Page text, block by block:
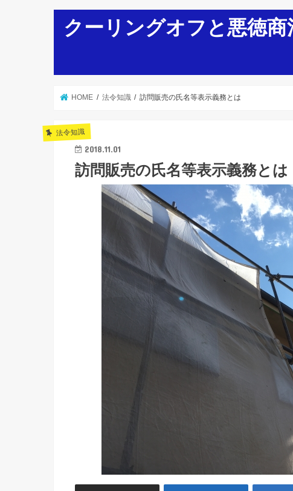
クーリングオフと悪徳
HOME 法令知識 訪問販売の氏名等表示義務とは
法令知識
2018.11.01
訪問販売の氏名等表示義務とは